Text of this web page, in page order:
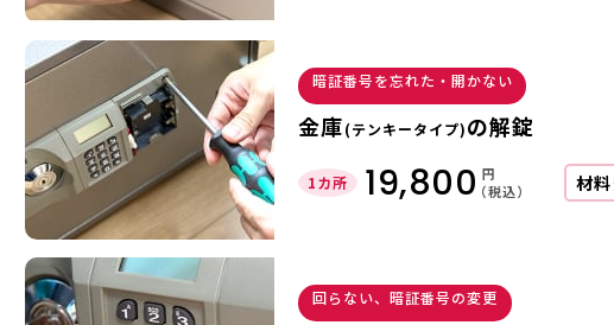
暗証番号を忘れた・開かない
金庫(テンキータイプ)の解錠
1カ所 19,800 円
（税込）
材
回らない、暗証番号の変更